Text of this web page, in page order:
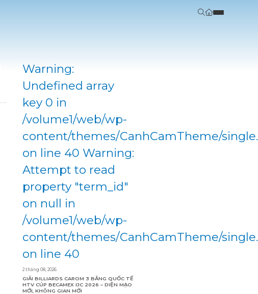
Warning:
Undefined array
key 0 in
/volume1/web/wp-
content/themes/CanhCamTheme/
on line 40 Warning:
Attempt to read
property "term_id"
on null in
/volume1/web/wp-
content/themes/CanhCamTheme/
on line 40
2 tháng 08, 2026
GIẢI BILLIARDS CAROM 3 BĂNG QUỐC TẾ
HTV CÚP BECAMEX IJC 2026 – DIỆN MẠO
MỚI, KHÔNG GIAN MỚI